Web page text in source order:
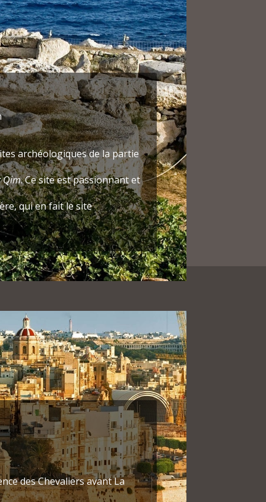
en ville dans un restaurant
avec des
du filmMalta Experiencequi
à venir et un
archéologiques de la partie
Qim. Ce site est passionnant et
qui en fait le site
ce qui a interrompu cette
ère. Il est communément
d’alors ont quitté l’île, après
à Malte.
bord de mer et excursion
Bleue, splendide caverne
favorables et mer calme).
pêcheurs deMarsaxlokk
Retour à La Valette / St
des Chevaliers avant La